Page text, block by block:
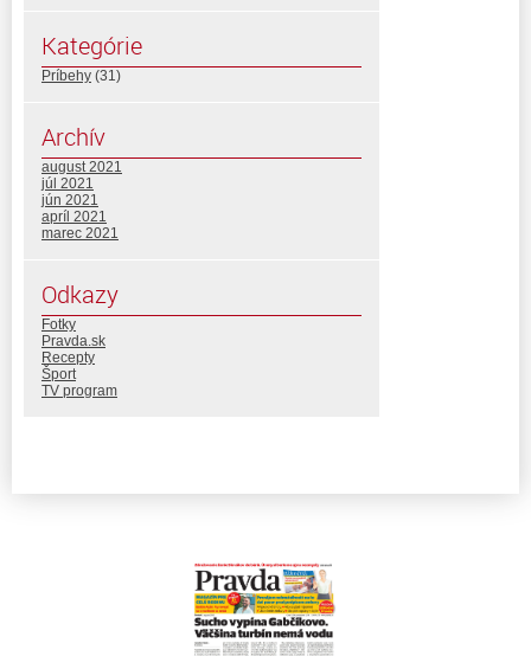
Kategórie
Príbehy (31)
Archív
august 2021
júl 2021
jún 2021
apríl 2021
marec 2021
Odkazy
Fotky
Pravda.sk
Recepty
Šport
TV program